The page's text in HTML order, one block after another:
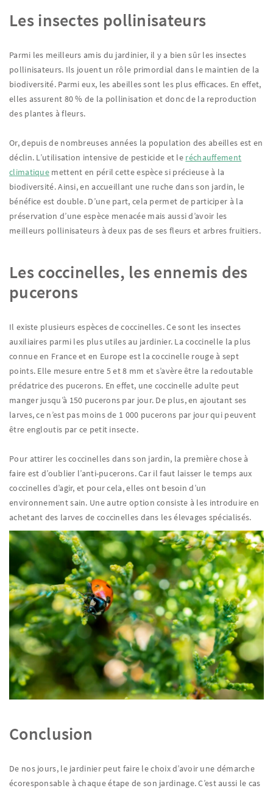
Les insectes pollinisateurs
Parmi les meilleurs amis du jardinier, il y a bien sûr les insectes
pollinisateurs. Ils jouent un rôle primordial dans le maintien de la
biodiversité. Parmi eux, les abeilles sont les plus efficaces. En effet,
elles assurent 80 % de la pollinisation et donc de la reproduction
des plantes à fleurs.
Or, depuis de nombreuses années la population des abeilles est en
déclin. L’utilisation intensive de pesticide et le réchauffement
climatique mettent en péril cette espèce si précieuse à la
biodiversité. Ainsi, en accueillant une ruche dans son jardin, le
bénéfice est double. D’une part, cela permet de participer à la
préservation d’une espèce menacée mais aussi d’avoir les
meilleurs pollinisateurs à deux pas de ses fleurs et arbres fruitiers.
Les coccinelles, les ennemis des
pucerons
Il existe plusieurs espèces de coccinelles. Ce sont les insectes
auxiliaires parmi les plus utiles au jardinier. La coccinelle la plus
connue en France et en Europe est la coccinelle rouge à sept
points. Elle mesure entre 5 et 8 mm et s’avère être la redoutable
prédatrice des pucerons. En effet, une coccinelle adulte peut
manger jusqu’à 150 pucerons par jour. De plus, en ajoutant ses
larves, ce n’est pas moins de 1 000 pucerons par jour qui peuvent
être engloutis par ce petit insecte.
Pour attirer les coccinelles dans son jardin, la première chose à
faire est d’oublier l’anti-pucerons. Car il faut laisser le temps aux
coccinelles d’agir, et pour cela, elles ont besoin d’un
environnement sain. Une autre option consiste à les introduire en
achetant des larves de coccinelles dans les élevages spécialisés.
Conclusion
De nos jours, le jardinier peut faire le choix d’avoir une démarche
écoresponsable à chaque étape de son jardinage. C’est aussi le cas